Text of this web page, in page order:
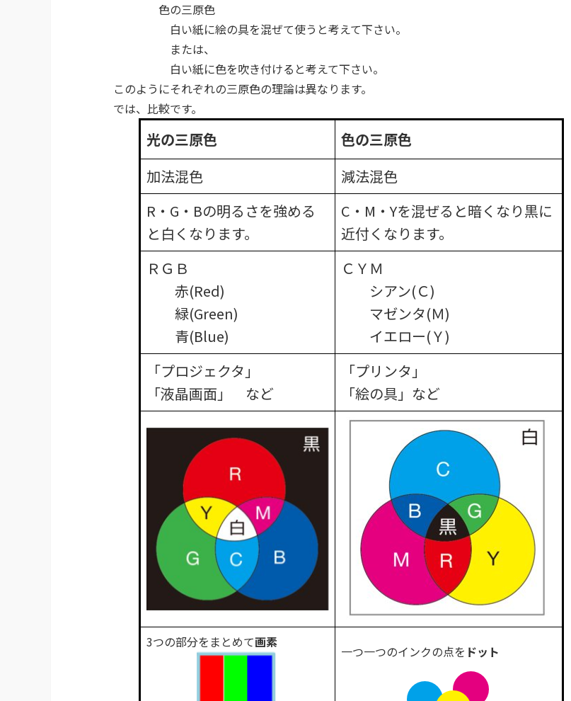
色の三原色
白い紙に絵の具を混ぜて使うと考えて下さい。
または、
白い紙に色を吹き付けると考えて下さい。
このようにそれぞれの三原色の理論は異なります。
では、比較です。
光の三原色
色の三原色​
加法混色
減法混色​
R・G・Bの明るさを強める
と白くなります。
C・M・Yを混ぜると暗くなり黒に
近付くなります。
ＲＧＢ​
赤(Red)
緑(Green)
青(Blue)​
ＣＹＭ​
シアン(Ｃ)
マゼンタ(Ｍ)
イエロー(Ｙ)
「プロジェクタ」
「液晶画面」 など
「プリンタ」
「絵の具」など
3つの部分をまとめて画素
一つ一つのインクの点を ドット